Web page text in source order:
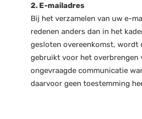
2. E-mailadres
Bij het verzamelen van uw e-
redenen anders dan in het
gesloten overeenkomst, wordt
gebruikt voor het overbrengen
ongevraagde communicatie
daarvoor geen toestemming